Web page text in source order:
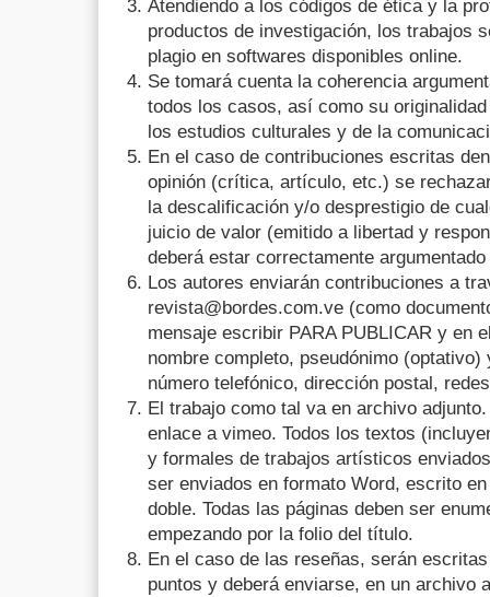
Atendiendo a los códigos de ética y la
productos de investigación, los trabajos
plagio en softwares disponibles online.
Se tomará cuenta la coherencia
todos los casos, así como su
los estudios culturales y de la
En el caso de contribuciones escritas
opinión (crítica, artículo, etc.) se
la descalificación y/o desprestigio de
juicio de valor (emitido a libertad y
deberá estar correctamente
Los autores enviarán contribuciones a
revista@bordes.com.ve (como
mensaje escribir PARA PUBLICAR y en
nombre completo, pseudónimo
número telefónico, dirección postal,
El trabajo como tal va en archivo
enlace a vimeo. Todos los textos
y formales de trabajos artísticos
ser enviados en formato Word, escrito
doble. Todas las páginas deben ser
empezando por la folio del título.
En el caso de las reseñas, serán
puntos y deberá enviarse, en un archivo